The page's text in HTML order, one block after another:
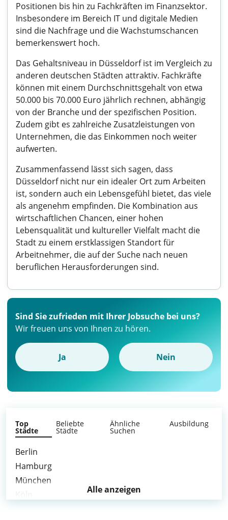
Positionen bis hin zu Fachkräften im Finanzsektor.
Insbesondere im Bereich IT und digitale Medien
sind die Nachfrage und die Wachstumschancen
bemerkenswert hoch.
Das Gehaltsniveau in Düsseldorf ist im Vergleich zu
anderen deutschen Städten attraktiv. Fachkräfte
können mit einem Durchschnittsgehalt von etwa
50.000 bis 70.000 Euro jährlich rechnen, abhängig
von der Branche und der spezifischen Position.
Zudem gibt es zahlreiche Zusatzleistungen von
Unternehmen, die das Einkommen noch weiter
aufwerten.
Zusammenfassend lässt sich sagen, dass
Düsseldorf nicht nur ein idealer Ort zum Arbeiten
ist, sondern auch ein Lebensgefühl bietet, das viele
als angenehm empfinden. Die Kombination aus
wirtschaftlichen Chancen, einer hohen
Lebensqualität und kultureller Vielfalt macht die
Stadt zu einem erstklassigen Standort für
Arbeitnehmer, die auf der Suche nach neuen
beruflichen Herausforderungen sind.
Sind Sie zufrieden mit Ihrer Jobsuche bei uns?
Wir freuen uns von Ihnen zu hören.
Ja Nein
Top
Städte
Beliebte
Städte
Ähnliche
Suchen
Ausbildung
Berlin
Hamburg
München
Alle anzeigen